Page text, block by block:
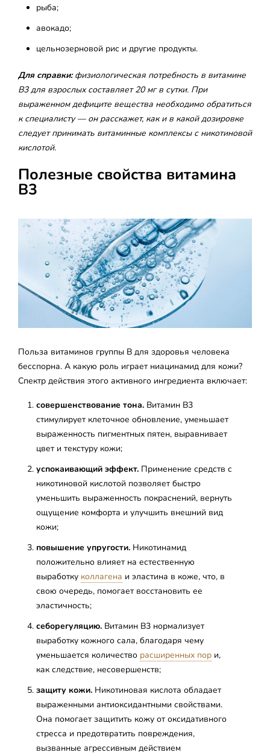
рыба;
авокадо;
цельнозерновой рис и другие продукты.
Для справки:физиологическая потребность в витамине
B3для взрослых составляет 20мгв сутки. При
выраженном дефиците вещества необходимо обратиться
к специалисту — он расскажет, как и в какой дозировке
следуетпринимать витаминные комплексы с никотиновой
кислотой.
Полезные свойства витамина
B3
Польза витаминов группы B для здоровья человека
бесспорна. А какую роль играет ниацинамид для кожи?
Спектр действия этого активного ингредиента включает:
совершенствование тона. Витамин B3
стимулирует клеточное обновление, уменьшает
выраженность пигментных пятен, выравнивает
цвет и текстуру кожи;
успокаивающий эффект. Применение средств с
никотиновой кислотой позволяет быстро
уменьшить выраженность покраснений, вернуть
ощущение комфорта и улучшить внешний вид
кожи;
повышение упругости. Никотинамид
положительно влияет на естественную
выработку коллагена и эластина в коже, что, в
свою очередь, помогает восстановить ее
эластичность;
себорегуляцию. Витамин B3 нормализует
выработку кожного сала, благодаря чему
уменьшается количество расширенных пор и,
как следствие, несовершенств;
защиту кожи. Никотиновая кислота обладает
выраженными антиоксидантными свойствами.
Она помогает защитить кожу от оксидативного
стресса и предотвратить повреждения,
вызванные агрессивным действием